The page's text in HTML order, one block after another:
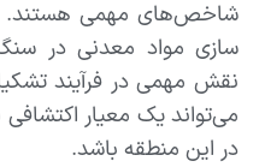
شاخص‌های مهمی هستند.
سازی مواد معدنی در
نقش مهمی در فرآیند
می‌تواند یک معیار اکتشافی
در این منطقه باشد.